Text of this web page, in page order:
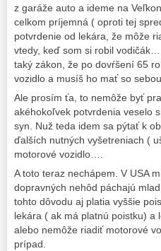
z garáže auto a ideme na
celkom príjemná ( oproti tej
potvrdenie od lekára, že môže
vtedy, keď som si robil
taký zákon, že po dovŕšení 65
vozidlo a musíš ho mať so
Ale prosím ťa, to nemôže byť
akéhokoľvek potvrdenia veselo
syn. Nuž teda idem sa pýtať k
ďalších nutných vyšetreniach (
motorové vozidlo….
A toto teraz nechápem. V USA
dopravných nehôd páchajú
tohto dôvodu aj platia vyššie
lekára ( ak má platnú poistku) a
alebo nemôže riadiť motorové
prípad.